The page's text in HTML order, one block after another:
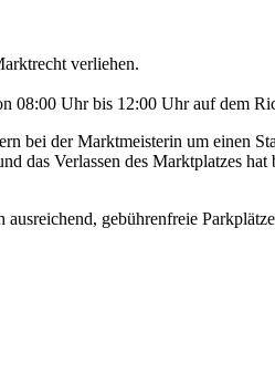
verliehen.
08:00 Uhr bis 12:00 Uhr auf dem
bei der Marktmeisterin um einen
das Verlassen des Marktplatzes
gebührenfreie